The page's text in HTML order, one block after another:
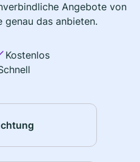
Angebote von
genau das anbieten.
Kostenlos